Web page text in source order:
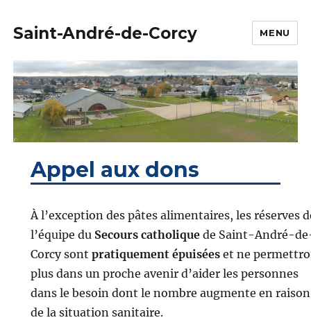
Saint-André-de-Corcy MENU
Appel aux dons
À l’exception des pâtes alimentaires, les réserves
l’équipe du Secours catholiquede Saint-André-
Corcy sont pratiquement épuiséeset ne
plus dans un proche avenir d’aider les personnes
dans le besoin dont le nombre augmente en raison
de la situation sanitaire.